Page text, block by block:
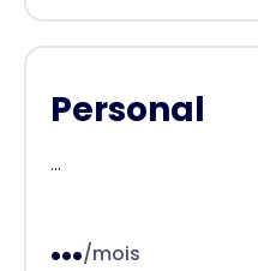
Personal
...
.../mois